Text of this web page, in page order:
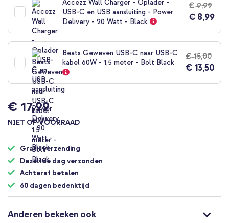
begin
van
afbeeldingen-
gallerij
Accezz Wall Charger - Oplader -
USB-C en USB aansluiting - Power
Delivery - 20 Watt - Black
€ 9,99
€ 8,99
Beats Geweven USB-C naar USB-C
kabel 60W - 1,5 meter - Bolt Black
€ 15,00
€ 13,50
€ 17,99
NIET OP VOORRAAD
Gratis verzending
Dezelfde dag verzonden
Achteraf betalen
60 dagen bedenktijd
Anderen bekeken ook